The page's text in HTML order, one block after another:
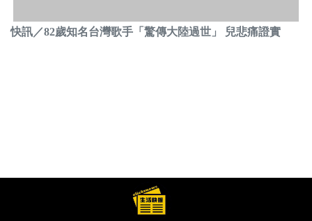
快訊／82歲知名台灣歌手「驚傳大陸過世」 兒悲痛證實